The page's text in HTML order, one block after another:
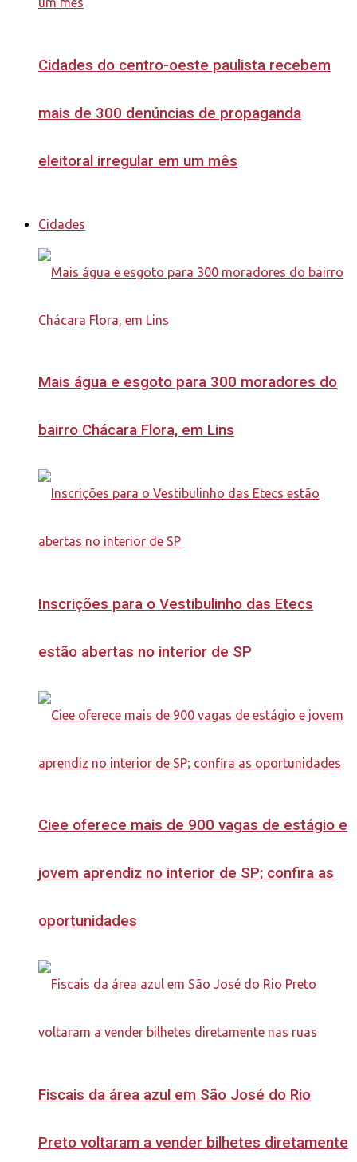
Cidades do centro-oeste paulista recebem
mais de 300 denúncias de propaganda
eleitoral irregular em um mês
Cidades
Mais água e esgoto para 300 moradores do
bairro Chácara Flora, em Lins
Inscrições para o Vestibulinho das Etecs
estão abertas no interior de SP
Ciee oferece mais de 900 vagas de estágio e
jovem aprendiz no interior de SP; confira as
oportunidades
Fiscais da área azul em São José do Rio
Preto voltaram a vender bilhetes diretamente